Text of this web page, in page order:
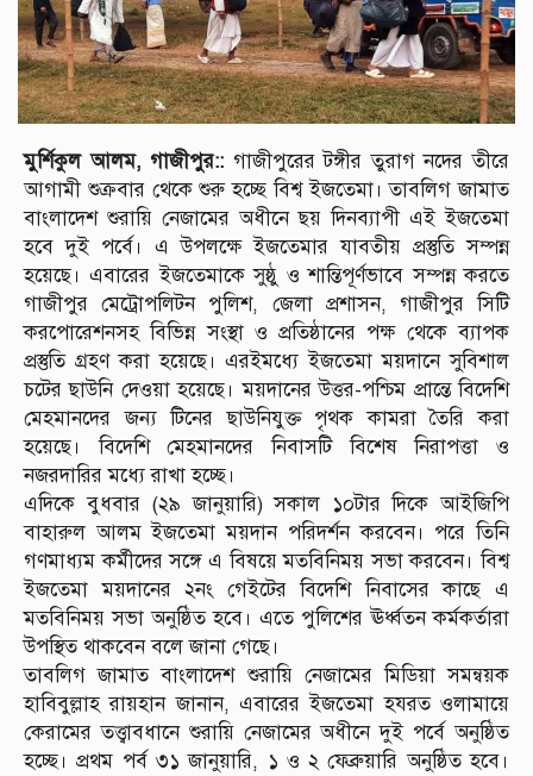
মুর্শিকুল আলম, গাজীপুর:: গাজীপুরের টঙ্গীর তুরাগ নদের তীরে
আগামী শুক্রবার থেকে শুরু হচ্ছে বিশ্ব ইজতেমা। তাবলিগ জামাত
বাংলাদেশ শুরায়ি নেজামের অধীনে ছয় দিনব্যাপী এই ইজতেমা
হবে দুই পর্বে। এ উপলক্ষে ইজতেমার যাবতীয় প্রস্তুতি সম্পন্ন
হয়েছে। এবারের ইজতেমাকে সুষ্ঠু ও শান্তিপূর্ণভাবে সম্পন্ন করতে
গাজীপুর মেট্রোপলিটন পুলিশ, জেলা প্রশাসন, গাজীপুর সিটি
করপোরেশনসহ বিভিন্ন সংস্থা ও প্রতিষ্ঠানের পক্ষ থেকে ব্যাপক
প্রস্তুতি গ্রহণ করা হয়েছে। এরইমধ্যে ইজতেমা ময়দানে সুবিশাল
চটের ছাউনি দেওয়া হয়েছে। ময়দানের উত্তর-পশ্চিম প্রান্তে বিদেশি
মেহমানদের জন্য টিনের ছাউনিযুক্ত পৃথক কামরা তৈরি করা
হয়েছে। বিদেশি মেহমানদের নিবাসটি বিশেষ নিরাপত্তা ও
নজরদারির মধ্যে রাখা হচ্ছে।
এদিকে বুধবার (২৯ জানুয়ারি) সকাল ১০টার দিকে আইজিপি
বাহারুল আলম ইজতেমা ময়দান পরিদর্শন করবেন। পরে তিনি
গণমাধ্যম কর্মীদের সঙ্গে এ বিষয়ে মতবিনিময় সভা করবেন। বিশ্ব
ইজতেমা ময়দানের ২নং গেইটের বিদেশি নিবাসের কাছে এ
মতবিনিময় সভা অনুষ্ঠিত হবে। এতে পুলিশের ঊর্ধ্বতন কর্মকর্তারা
উপস্থিত থাকবেন বলে জানা গেছে।
তাবলিগ জামাত বাংলাদেশ শুরায়ি নেজামের মিডিয়া সমন্বয়ক
হাবিবুল্লাহ রায়হান জানান, এবারের ইজতেমা হযরত ওলামায়ে
কেরামের তত্ত্বাবধানে শুরায়ি নেজামের অধীনে দুই পর্বে অনুষ্ঠিত
হচ্ছে। প্রথম পর্ব ৩১ জানুয়ারি, ১ ও ২ ফেব্রুয়ারি অনুষ্ঠিত হবে।